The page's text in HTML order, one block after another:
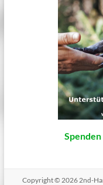
Spenden
Copyright © 20262nd-